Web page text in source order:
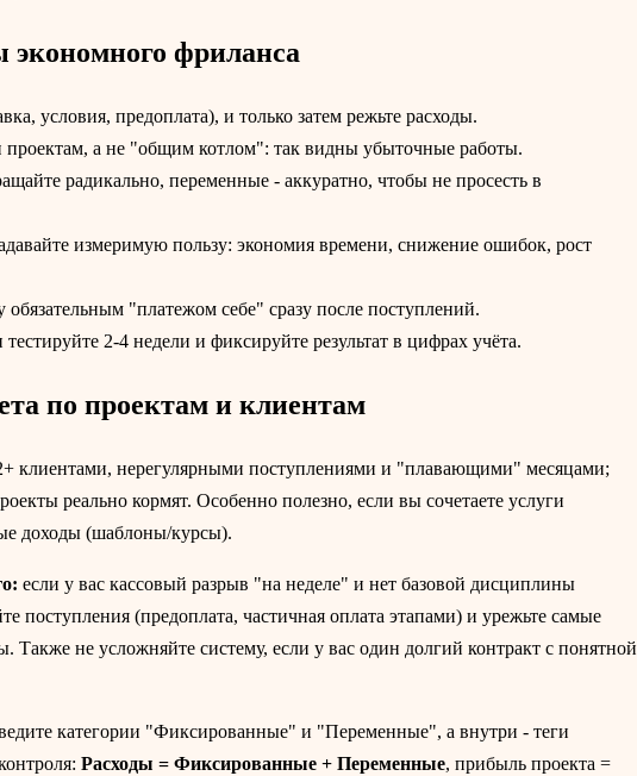
фриланса
условия, предоплата), и только затем режьте расходы.
а не "общим котлом": так видны убыточные работы.
радикально, переменные - аккуратно, чтобы не просесть в
измеримую пользу: экономия времени, снижение ошибок, рост
"платежом себе" сразу после поступлений.
2-4 недели и фиксируйте результат в цифрах учёта.
по проектам и клиентам
клиентами, нерегулярными поступлениями и "плавающими" месяцами;
реально кормят. Особенно полезно, если вы сочетаете услуги
доходы (шаблоны/курсы).
если у вас кассовый разрыв "на неделе" и нет базовой дисциплины
поступления (предоплата, частичная оплата этапами) и урежьте самые
Также не усложняйте систему, если у вас один долгий контракт с понятной
категории "Фиксированные" и "Переменные", а внутри - теги
Расходы = Фиксированные + Переменные, прибыль проекта =